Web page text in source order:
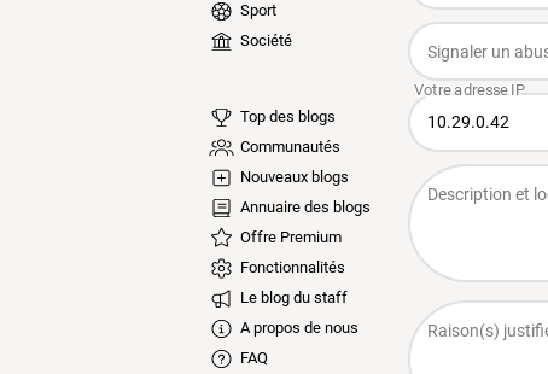
Sport
Société
Top des blogs
Communautés
Nouveaux blogs
Annuaire des blogs
Offre Premium
Fonctionnalités
Le blog du staff
A propos de nous
FAQ